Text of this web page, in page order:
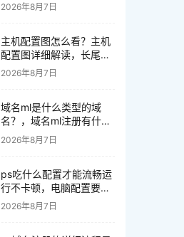
2026年8月7日
主机配置图怎么看？主机
配置图详细解读，长尾疑
问词
2026年8月7日
域名ml是什么类型的域
名？，域名ml注册有什么
好处
2026年8月7日
ps吃什么配置才能流畅运
行不卡顿，电脑配置要求
高吗
2026年8月7日